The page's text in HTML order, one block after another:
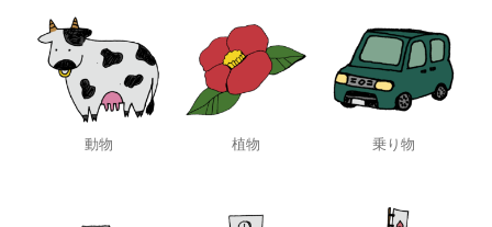
動物 植物 乗り物